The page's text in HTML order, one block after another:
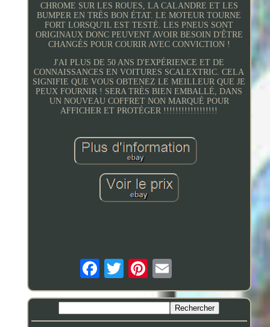
CHROME SUR LES ROUES, LA CALANDRE ET LES
BUMPER EN TRÈS BON ÉTAT. LE MOTEUR TOURNE
FORT LORSQU'IL EST TESTÉ. LES PNEUS SONT
ORIGINAUX DONC PEUVENT AVOIR BESOIN D'ÊTRE
CHANGÉS POUR COURIR AVEC CONVICTION !
J'AI PLUS DE 50 ANS D'EXPÉRIENCE ET DE
CONNAISSANCES EN VOITURES SCALEXTRIC. CELA
SIGNIFIE QUE VOUS OBTENEZ LE MEILLEUR QUE JE
PEUX FOURNIR ! SERA TRÈS BIEN EMBALLÉ, DANS
UN NOUVEAU COFFRET NON MARQUÉ POUR
AFFICHER ET PROTÉGER !!!!!!!!!!!!!!!!!!